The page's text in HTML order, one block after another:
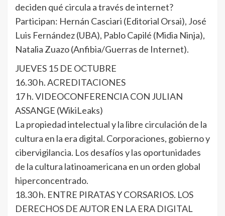
deciden qué circula a través de internet?
Participan: Hernán Casciari (Editorial Orsai), José
Luis Fernández (UBA), Pablo Capilé (Midia Ninja),
Natalia Zuazo (Anfibia/Guerras de Internet).
JUEVES 15 DE OCTUBRE
16.30 h. ACREDITACIONES
17 h. VIDEOCONFERENCIA CON JULIAN
ASSANGE (WikiLeaks)
La propiedad intelectual y la libre circulación de la
cultura en la era digital. Corporaciones, gobierno y
cibervigilancia. Los desafíos y las oportunidades
de la cultura latinoamericana en un orden global
hiperconcentrado.
18.30 h. ENTRE PIRATAS Y CORSARIOS. LOS
DERECHOS DE AUTOR EN LA ERA DIGITAL